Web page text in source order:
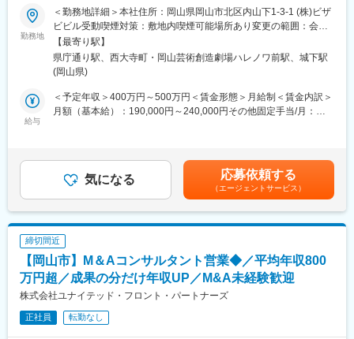
応）も取得でき、組織全体で資格取得を応援致します。
入社後は税務会計業務がメインとなりますが、当社では資産コン
サルティングや、M&A仲介業務など多岐に渡る事業サポートを行
っておりますので、
ご自身の経験・スキルに応じて業務領域を拡大する事も可能で
ある知識習得を希望する方には最適な環境です。
※資格手当：税理士60,000円/月、税理士科目1科目につき7,000円/
石井経営グループには、税務監査部門だけでなく、経営コンサル
ティング部門、相続・事業承継部門、監査部門、M＆A部門と、
様々なサービス部門があります。社内の組織はクライアントに合
配属が固定されないので、社員一人ひとり常に自分の可能性を広
げるチャンスがあり、同時に和気あいあいとした風通しのよい明
るい社内が特徴です。
変更の範囲：会社の定める業務
制】
■業務内容：
本ポジションは、企業や自治体の課題に対し、戦略設計～実行ま
でを一貫して担うプロデューサー型営業です。単なる広告枠の販
売ではなく、「集客」「採用」「地域活性」などの課題に対し
て、広告・PR・イベント・デジタル施策を組み合わせた最適な解
決策を設計し、実行までリードしていただきます。
◇広告・PRの提案、実行
◇コミュニケーション戦略立案
◇予算設定、スタッフィング、イベント運営、スケジュール管
＼魅力ポイント／
◎上流から関われる裁量
◎手段に縛られない提案
広告だけでなく、PR・イベント・採用・地域事業まで横断
◎地域×行政案件の希少性
◎自社メディア・アセット活用
勤務地
＜勤務地詳細＞本社住所：岡山県岡山市北区内山下1-3-1 (株)ビザ
ビビル受動喫煙対策：敷地内喫煙可能場所あり変更の範囲：会社
の定める事業所
【最寄り駅】
県庁通り駅、西大寺町・岡山芸術創造劇場ハレノワ前駅、城下駅
(岡山県)
給与
＜予定年収＞400万円～500万円＜賃金形態＞月給制＜賃金内訳＞
月額（基本給）：190,000円～240,000円その他固定手当/月：
可能性があります。月給(月額)は固定手当を含めた表記です。
気になる 応募依頼する
（エージェントサービス）
締切間近
【岡山市】M＆Aコンサルタント営業◆／平均年収800
万円超／成果の分だけ年収UP／M&A未経験歓迎
株式会社ユナイテッド・フロント・パートナーズ
正社員 転勤なし